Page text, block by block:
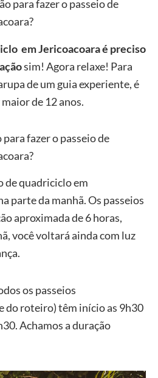
para fazer o passeio de
em Jericoacoara é preciso
sim! Agora relaxe! Para
de um guia experiente, é
de 12 anos.
fazer o passeio de
de quadriciclo em
parte da manhã. Os passeios
aproximada de 6 horas,
você voltará ainda com luz
os passeios
do roteiro) têm início as 9h30
Achamos a duração